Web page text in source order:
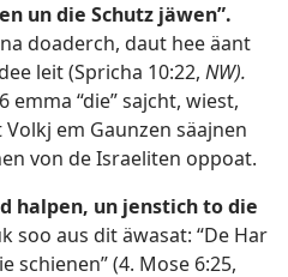
un die Schutz jäwen”.
doaderch, daut hee äant
leit (Spricha 10:22, NW).
emma “die” sajcht, wiest,
em Gaunzen säajnen
von de Israeliten oppoat.
halpen, un jenstich to die
soo aus dit äwasat: “De Har
schienen” (4. Mose 6:25,